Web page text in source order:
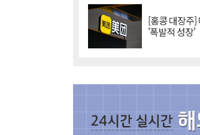
[홍콩 대장주
'폭발적 성장'